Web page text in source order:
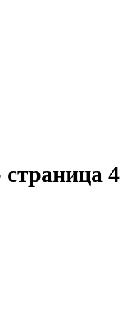
страница 4